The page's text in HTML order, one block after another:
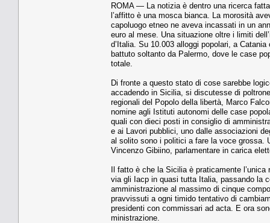
ROMA — La notizia è dentro una ricer­ca
l’affitto è una mosca bianca. La moro­sità
capoluogo etneo ne aveva incassati in un
euro al mese. Una situazione oltre i limiti
d’Italia. Su 10.003 alloggi popolari, a
bat­tuto soltanto da Palermo, dove le case
totale.
Di fronte a questo stato di cose sarebbe
accadendo in Sicilia, si discutesse di
regionali del Popolo della libertà, Marco
nomine agli Istituti autonomi delle case
quali con dieci posti in consiglio di
e ai Lavori pubbli­ci, uno dalle associazioni
al solito sono i politici a fare la voce grossa.
Vincen­zo Gibiino, parlamentare in carica
Il fatto è che la Sicilia è praticamente
via gli Iacp in quasi tutta Italia, passando la
amministrazione al massimo di cinque
pravvissuti a ogni timido tentativo di
presidenti con commissari ad acta. E ora
ministrazione.